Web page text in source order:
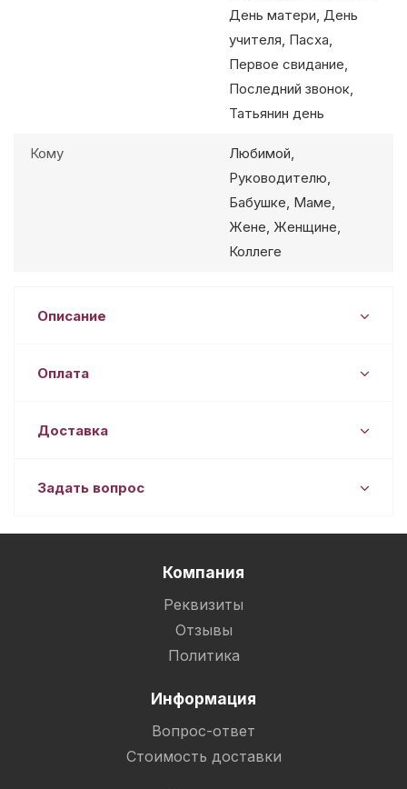
День матери, День
учителя, Пасха,
Первое свидание,
Последний звонок,
Татьянин день
Кому
Любимой,
Руководителю,
Бабушке, Маме,
Жене, Женщине,
Коллеге
Описание
Оплата
Доставка
Задать вопрос
Компания
Реквизиты
Отзывы
Политика
Информация
Вопрос-ответ
Стоимость доставки